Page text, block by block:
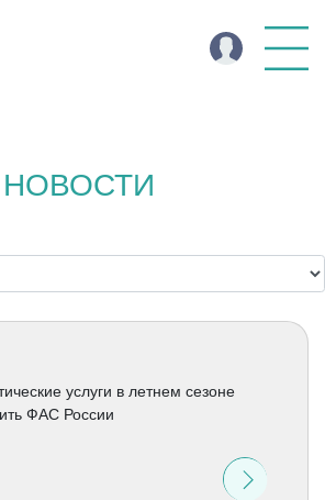
НОВОСТИ
услуги в летнем сезоне
ФАС России